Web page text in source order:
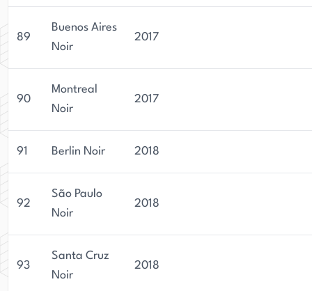
89
Buenos Aires
Noir
2017
90
Montreal
Noir
2017
91 Berlin Noir 2018
92
São Paulo
Noir
2018
93
Santa Cruz
Noir
2018